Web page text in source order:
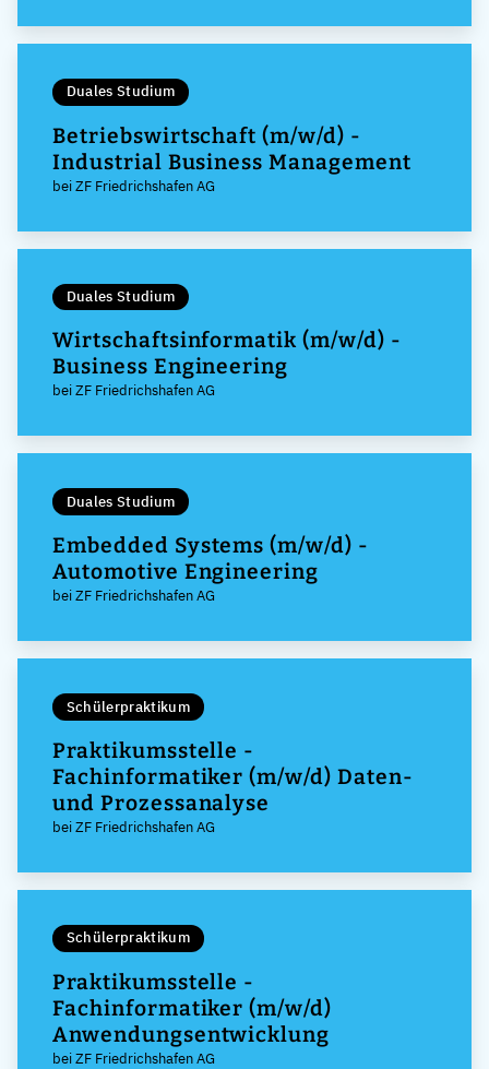
Duales Studium
Betriebswirtschaft (m/w/d) -
Industrial Business Management
bei ZF Friedrichshafen AG
Duales Studium
Wirtschaftsinformatik (m/w/d) -
Business Engineering
bei ZF Friedrichshafen AG
Duales Studium
Embedded Systems (m/w/d) -
Automotive Engineering
bei ZF Friedrichshafen AG
Schülerpraktikum
Praktikumsstelle -
Fachinformatiker (m/w/d) Daten-
und Prozessanalyse
bei ZF Friedrichshafen AG
Schülerpraktikum
Praktikumsstelle -
Fachinformatiker (m/w/d)
Anwendungsentwicklung
bei ZF Friedrichshafen AG